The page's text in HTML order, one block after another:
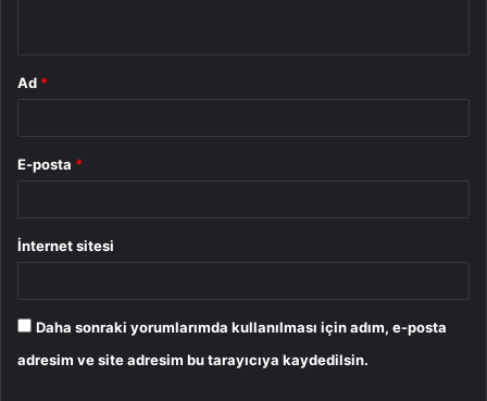
Ad *
E-posta *
İnternet sitesi
Daha sonraki yorumlarımda kullanılması için adım, e-posta
adresim ve site adresim bu tarayıcıya kaydedilsin.